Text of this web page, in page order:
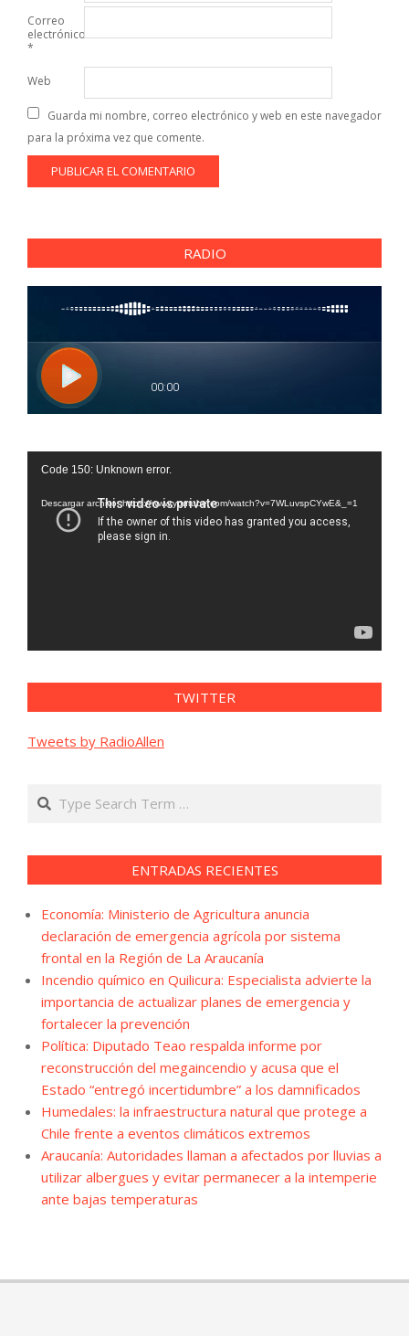
Correo
electrónico
*
Web
Guarda mi nombre, correo electrónico y web en este navegador
para la próxima vez que comente.
RADIO
Reproductor
vídeo
Code 150: Unknown error.
Descargar archivo: https://www.youtube.com/watch?v=7WLuvspCYwE&_=1
TWITTER
Tweets by RadioAllen
Search
ENTRADAS RECIENTES
Economía: Ministerio de Agricultura anuncia
declaración de emergencia agrícola por sistema
frontal en la Región de La Araucanía
Incendio químico en Quilicura: Especialista advierte la
importancia de actualizar planes de emergencia y
fortalecer la prevención
Política: Diputado Teao respalda informe por
reconstrucción del megaincendio y acusa que el
Estado “entregó incertidumbre” a los damnificados
Humedales: la infraestructura natural que protege a
Chile frente a eventos climáticos extremos
Araucanía: Autoridades llaman a afectados por lluvias a
utilizar albergues y evitar permanecer a la intemperie
ante bajas temperaturas